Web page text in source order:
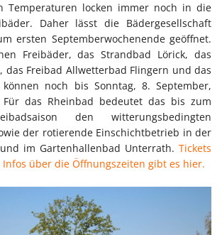
Temperaturen locken immer noch in die
Daher lässt die Bädergesellschaft
ersten Septemberwochenende geöffnet.
Freibäder, das Strandbad Lörick, das
das Freibad Allwetterbad Flingern und das
noch bis Sonntag, 8. September,
Für das Rheinbad bedeutet das bis zum
den witterungsbedingten
der rotierende Einschichtbetrieb in der
im Gartenhallenbad Unterrath. Tickets
über die Öffnungszeiten gibt es hier.